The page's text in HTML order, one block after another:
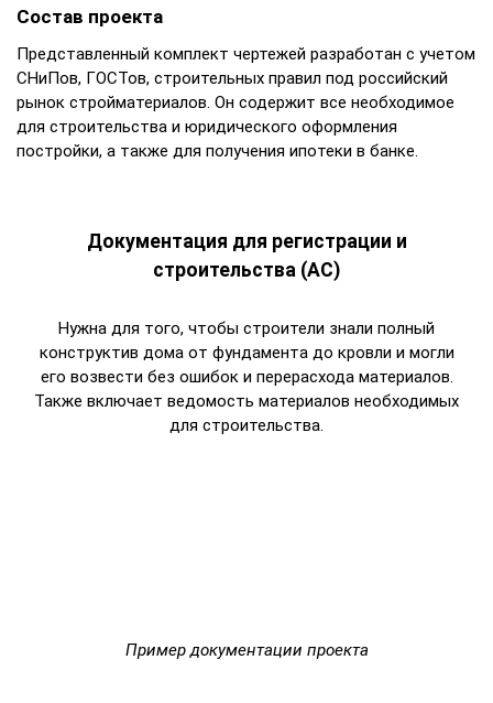
Состав проекта
Представленный комплект чертежей разработан с учетом
СНиПов, ГОСТов, строительных правил под российский
рынок стройматериалов. Он содержит все необходимое
для строительства и юридического оформления
постройки, а также для получения ипотеки в банке.
Документация для регистрации и
строительства (АС)
Нужна для того, чтобы строители знали полный
конструктив дома от фундамента до кровли и могли
его возвести без ошибок и перерасхода материалов.
Также включает ведомость материалов необходимых
для строительства.
Пример документации проекта